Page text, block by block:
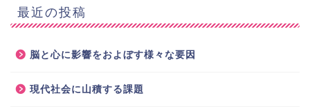
最近の投稿
脳と心に影響をおよぼす様々な要因
現代社会に山積する課題